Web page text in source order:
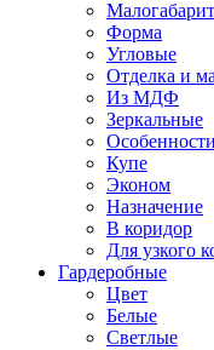
Форма
Угловые
Отделка и
Из МДФ
Зеркальные
Особенности
Купе
Эконом
Назначение
В коридор
Для узкого
Гардеробные
Цвет
Белые
Светлые